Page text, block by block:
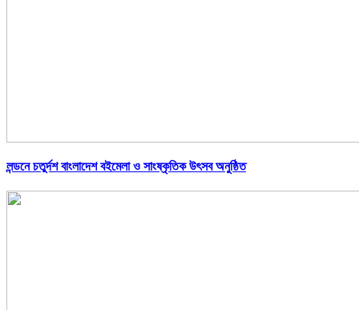
লন্ডনে চতুর্দশ বাংলাদেশ বইমেলা ও সাংষ্কৃতিক উৎসব অনুষ্ঠিত